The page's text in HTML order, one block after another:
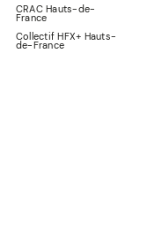
CRAC Hauts-de-
France
Collectif HFX+ Hauts-
de-France